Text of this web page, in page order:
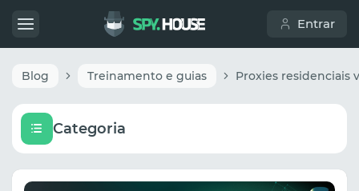
Entrar
Blog Treinamento e guias
Categoria